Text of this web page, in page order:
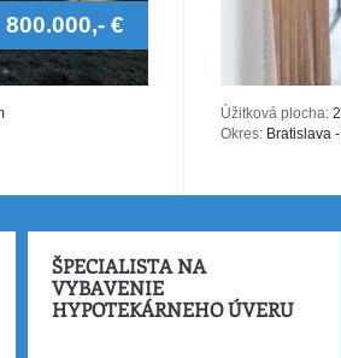
800.000,- €
Úžitková plocha:
Okres: Bratislava
ŠPECIALISTA NA
VYBAVENIE
HYPOTEKÁRNEHO ÚVERU